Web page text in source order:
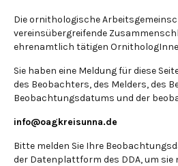
Die ornithologische
vereinsübergreifende
ehrenamtlich tätigen
Sie haben eine Meldung für diese
des Beobachters, des Melders, des
Beobachtungsdatums und der
info@oagkreisunna.de
Bitte melden Sie Ihre
der Datenplattform des DDA, um sie